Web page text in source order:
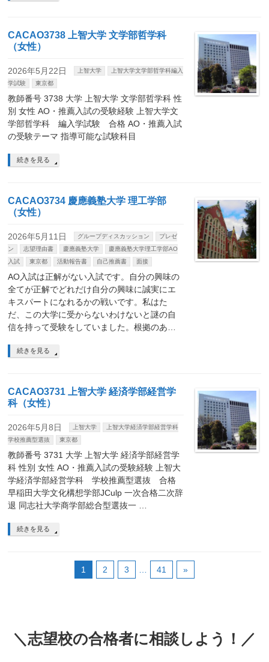
CACAO3738 上智大学 文学部哲学科
（女性）
2026年5月22日 上智大学
上智大学文学部哲学科編入
学試験
東京都
教師番号 3738 大学 上智大学 文学部哲学科 性
別 女性 AO・推薦入試の受験経験 上智大学文
学部哲学科 編入学試験 合格 AO・推薦入試
の受験テーマ 指導可能な試験科目
続きを見る
CACAO3734 慶應義塾大学 理工学部
（女性）
2026年5月11日 グループディスカッション
プレゼ
ン
志望理由書 慶應義塾大学
慶應義塾大学理工学部AO
入試
東京都 活動報告書 自己推薦書 面接
AO入試は正解がない入試です。自分の興味の
全てが正解でどれだけ自分の興味に誠実にエ
キスパートになれるかの戦いです。私はた
だ、この大学に受からないわけないと謎の自
信を持って受験をしていました。根拠のあ…
続きを見る
CACAO3731 上智大学 経済学部経営学
科（女性）
2026年5月8日 上智大学
上智大学経済学部経営学科
学校推薦型選抜
東京都
教師番号 3731 大学 上智大学 経済学部経営学
科 性別 女性 AO・推薦入試の受験経験 上智大
学経済学部経営学科 学校推薦型選抜 合格
早稲田大学文化構想学部JCulp 一次合格二次辞
退 同志社大学商学部総合型選抜一 …
続きを見る
1 2 3 41 »
＼志望校の合格者に相談しよう！／